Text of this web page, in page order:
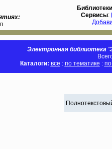
Библиотеки
Сервисы:
Электронная библиотека
Каталоги: все : по тематике :